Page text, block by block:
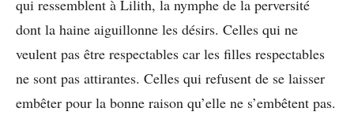
qui ressemblent à Lilith, la nymphe de la perversité
dont la haine aiguillonne les désirs. Celles qui ne
veulent pas être respectables car les filles respectables
ne sont pas attirantes. Celles qui refusent de se laisser
embêter pour la bonne raison qu’elle ne s’embêtent pas.